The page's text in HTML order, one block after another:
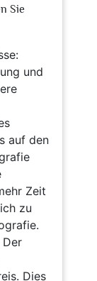
Sie
und
auf den
Zeit
zu
Dies